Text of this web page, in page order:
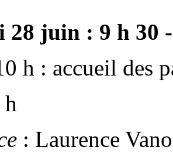
28 juin : 9 h 30
h : accueil des
: Laurence